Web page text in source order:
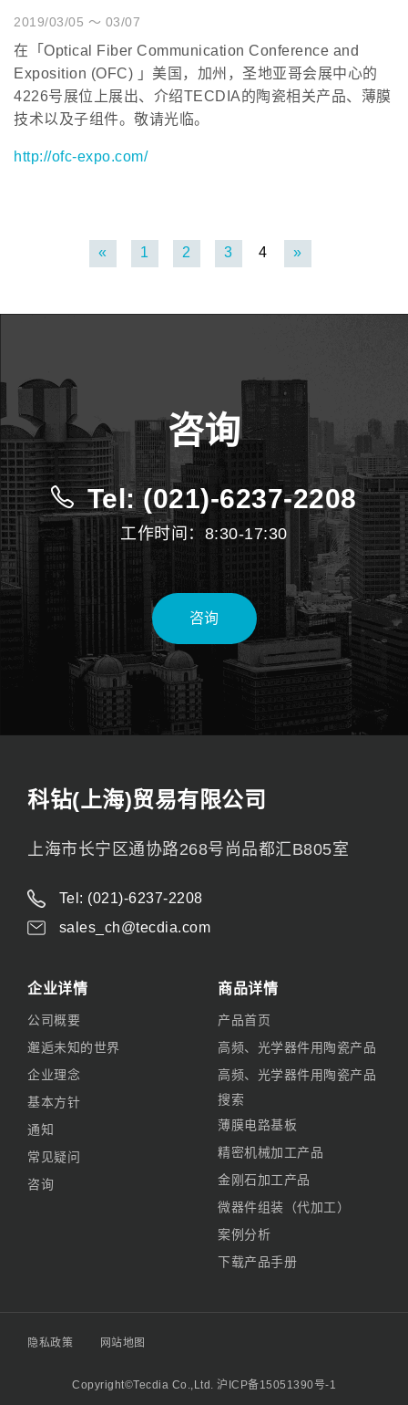
2019/03/05 ～ 03/07
在「Optical Fiber Communication Conference and
Exposition (OFC) 」美国，加州，圣地亚哥会展中心的
4226号展位上展出、介绍TECDIA的陶瓷相关产品、薄膜
技术以及子组件。敬请光临。
http://ofc-expo.com/
« 1 2 3 4 »
咨询
Tel: (021)-6237-2208
工作时间：8:30-17:30
咨询
科钻(上海)贸易有限公司
上海市长宁区通协路268号尚品都汇B805室
Tel: (021)-6237-2208
sales_ch@tecdia.com
企业详情
公司概要
邂逅未知的世界
企业理念
基本方针
通知
常见疑问
咨询
商品详情
产品首页
高频、光学器件用陶瓷产品
高频、光学器件用陶瓷产品
搜索
薄膜电路基板
精密机械加工产品
金刚石加工产品
微器件组装（代加工）
案例分析
下载产品手册
隐私政策 网站地图
Copyright©Tecdia Co.,Ltd. 沪ICP备15051390号-1